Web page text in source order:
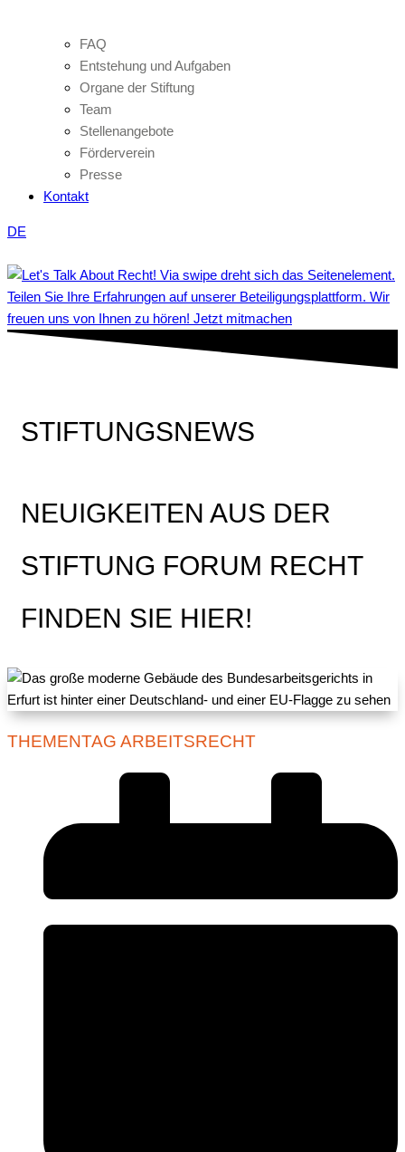
FAQ
Entstehung und Aufgaben
Organe der Stiftung
Team
Stellenangebote
Förderverein
Presse
Kontakt
DE
Teilen Sie Ihre Erfahrungen auf unserer Beteiligungsplattform. Wir
freuen uns von Ihnen zu hören! Jetzt mitmachen
STIFTUNGSNEWS
NEUIGKEITEN AUS DER
STIFTUNG FORUM RECHT
FINDEN SIE HIER!
THEMENTAG ARBEITSRECHT